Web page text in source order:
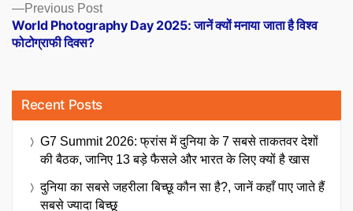
Previous PostPrevious
post:
World Photography Day 2025: जानें क्यों मनाया जाता है विश्व
फोटोग्राफी दिवस?
Recent Posts
G7 Summit 2026: फ्रांस में दुनिया के 7 सबसे ताकतवर देशों
की बैठक, जानिए 13 बड़े फैसले और भारत के लिए क्यों है खास
दुनिया का सबसे जहरीला बिच्छू कौन सा है?, जानें कहाँ पाए जाते हैं
सबसे ज्यादा बिच्छू